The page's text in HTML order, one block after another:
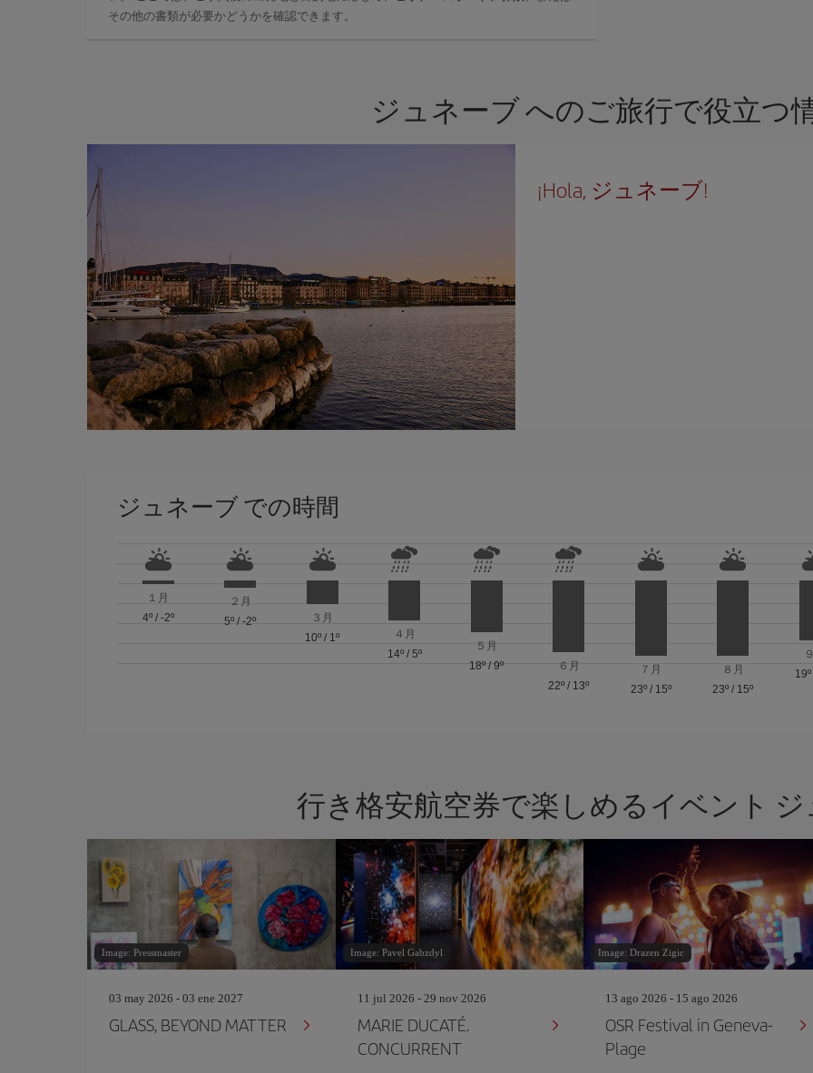
その他の書類が必要かどうかを確認できます。
ジュネーブ へのご旅行で役立つ
¡Hola, ジュネーブ!
ジュネーブ での時間
１月
4º/ -2º
２月
5º /-2º
３月
10º / 1º
４月
14º/ 5º
５月
18º/9º
６月
22º / 13º
７月
23º/ 15º
８月
23º / 15º
19º
行き格安航空券で楽しめるイベント
Image: Pressmaster
03 may 2026 - 03 ene 2027
GLASS, BEYOND MATTER
Image: Pavel Gabzdyl
11 jul 2026 - 29 nov 2026
MARIE DUCATÉ.
CONCURRENT
Image: Drazen Zigic
13 ago 2026 - 15 ago 2026
OSR Festival in Geneva-
Plage